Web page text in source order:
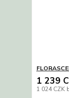
1 239
1 024 CZK